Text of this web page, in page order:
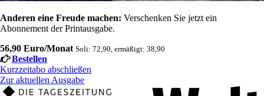
Anderen eine Freude machen: Verschenken Sie jetzt ein
Abonnement der Printausgabe.
56,90 Euro/Monat Soli: 72,90, ermäßigt: 38,90
Bestellen
Kurzzeitabo abschließen
Zur aktuellen Ausgabe